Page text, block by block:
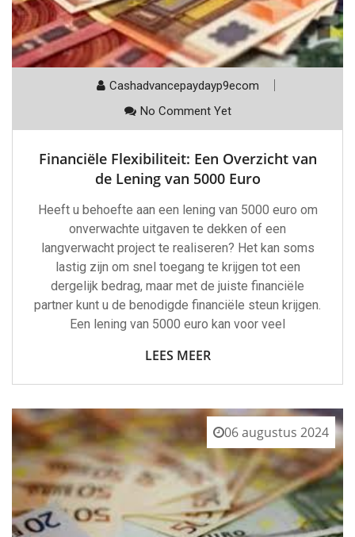
Cashadvancepaydayp9ecom
No Comment Yet
Financiële Flexibiliteit: Een Overzicht van
de Lening van 5000 Euro
Heeft u behoefte aan een lening van 5000 euro om
onverwachte uitgaven te dekken of een
langverwacht project te realiseren? Het kan soms
lastig zijn om snel toegang te krijgen tot een
dergelijk bedrag, maar met de juiste financiële
partner kunt u de benodigde financiële steun krijgen.
Een lening van 5000 euro kan voor veel
LEES MEER
06 augustus 2024